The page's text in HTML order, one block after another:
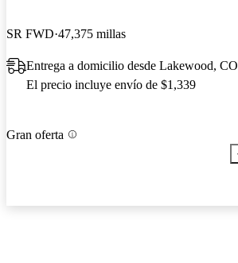
SR FWD 47,375 millas
Entrega a domicilio desde Lakewood, CO
El precio incluye envío de $1,339
Gran oferta